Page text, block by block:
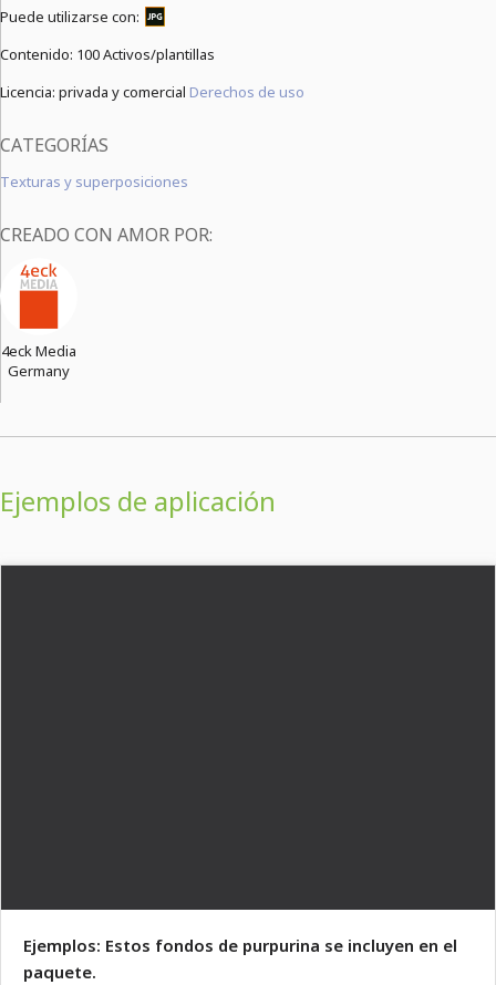
Puede utilizarse con:
Contenido: 100 Activos/plantillas
Licencia: privada y comercial Derechos de uso
CATEGORÍAS
Texturas y superposiciones
CREADO CON AMOR POR:
4eck Media
Germany
Ejemplos de aplicación
Ejemplos: Estos fondos de purpurina se incluyen en el
paquete.